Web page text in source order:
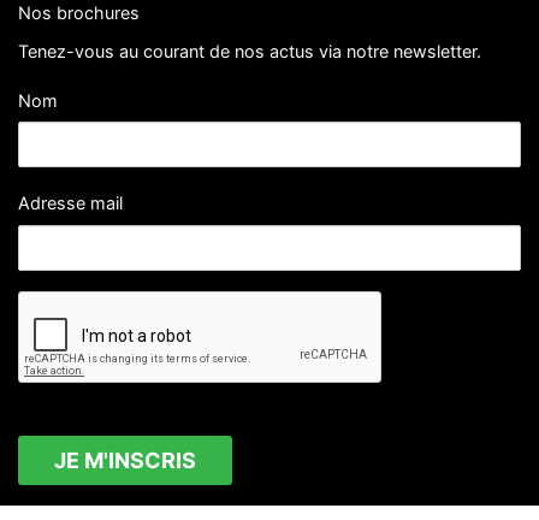
Nos brochures
Tenez-vous au courant de nos actus via notre newsletter.
Nom
Adresse mail